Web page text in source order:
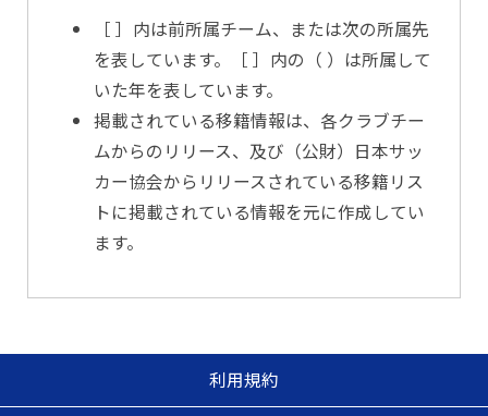
［ ］内は前所属チーム、または次の所属先
を表しています。［ ］内の（ ）は所属して
いた年を表しています。
掲載されている移籍情報は、各クラブチー
ムからのリリース、及び（公財）日本サッ
カー協会からリリースされている移籍リス
トに掲載されている情報を元に作成してい
ます。
利用規約